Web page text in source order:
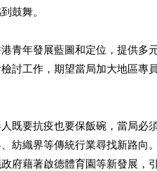
鼓舞。
青年發展藍圖和定位，提供多
討工作，期望當局加大地區專
既要抗疫也要保飯碗，當局必
紡織界等傳統行業尋找新路向
府藉著啟德體育園等新發展，